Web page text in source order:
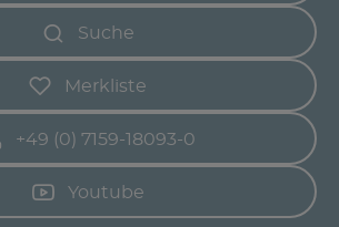
Suche
Merkliste
+49 (0) 7159-18093-0
Youtube